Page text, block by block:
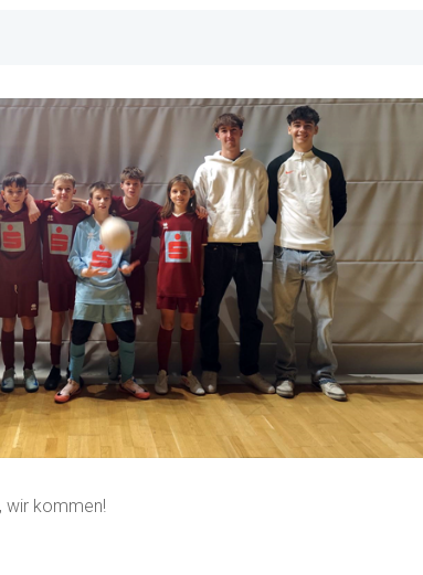
wir kommen!